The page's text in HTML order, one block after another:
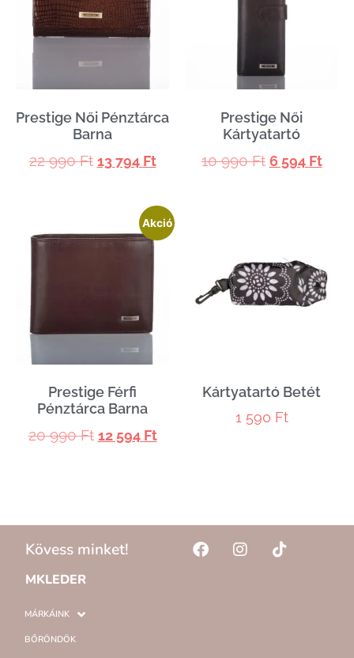
Prestige Női Pénztárca
Barna
22 990Ft 13 794 Ft
Prestige Női
Kártyatartó
10 990Ft 6 594 Ft
Akció
Prestige Férfi
Pénztárca Barna
20 990Ft 12 594 Ft
Kártyatartó Betét
1 590 Ft
Kövess minket!
MKLEDER
MÁRKÁINK
BŐRÖNDÖK